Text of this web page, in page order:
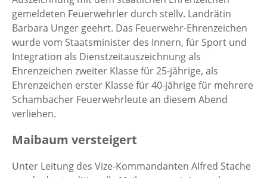
gemeldeten Feuerwehrler durch stellv. Landrätin
Barbara Unger geehrt. Das Feuerwehr-Ehrenzeichen
wurde vom Staatsminister des Innern, für Sport und
Integration als Dienstzeitauszeichnung als
Ehrenzeichen zweiter Klasse für 25-jährige, als
Ehrenzeichen erster Klasse für 40-jährige für mehrere
Schambacher Feuerwehrleute an diesem Abend
verliehen.
Maibaum versteigert
Unter Leitung des Vize-Kommandanten Alfred Stache